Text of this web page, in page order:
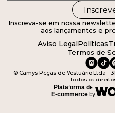
Inscreva-se em nossa
aos lançamentos e
Aviso LegalPolíticas
Termos de
© Camys Peças de Vestuário Ltda -
Todos os
Plataforma de
E-commerce by